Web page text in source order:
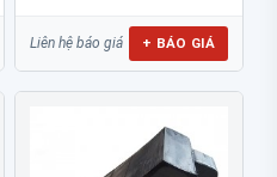
Liên hệ báo giá + BÁO GIÁ